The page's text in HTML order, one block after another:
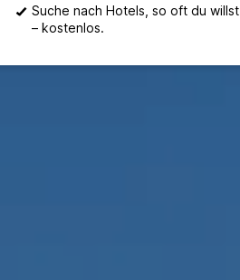
Suche nach Hotels, so oft du willst
– kostenlos.